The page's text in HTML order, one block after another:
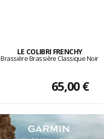
LE COLIBRI FRENCHY
Brassière Brassière Classique Noir
65,00 €